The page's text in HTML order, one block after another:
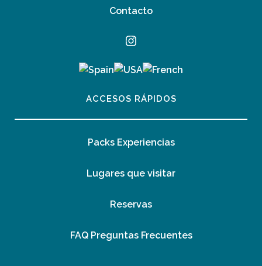
Contacto
Instagram
ACCESOS RÁPIDOS
Packs Experiencias
Lugares que visitar
Reservas
FAQ Preguntas Frecuentes